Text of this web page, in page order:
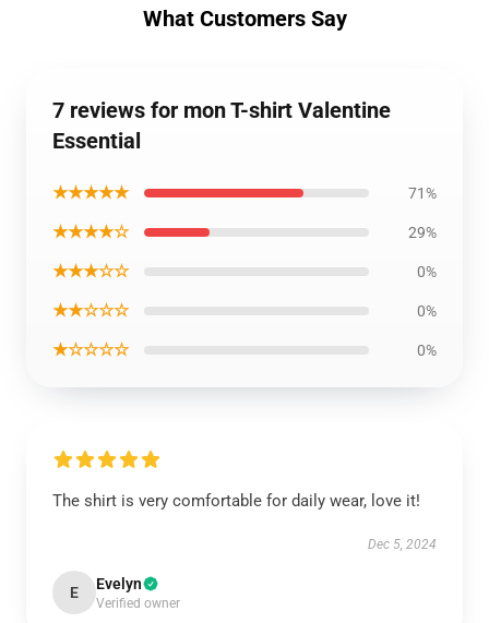
What Customers Say
7 reviews for mon T-shirt Valentine
Essential
★★★★★ 71%
★★★★☆ 29%
★★★☆☆ 0%
★★☆☆☆ 0%
★☆☆☆☆ 0%
The shirt is very comfortable for daily wear, love it!
Dec 5, 2024
E Evelyn
Verified owner